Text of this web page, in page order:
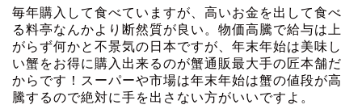
毎年購入して食べていますが、高いお金を出して食べ
る料亭なんかより断然質が良い。物価高騰で給与は上
がらず何かと不景気の日本ですが、年末年始は美味し
い蟹をお得に購入出来るのが蟹通販最大手の匠本舗だ
からです！スーパーや市場は年末年始は蟹の値段が高
騰するので絶対に手を出さない方がいいですよ。